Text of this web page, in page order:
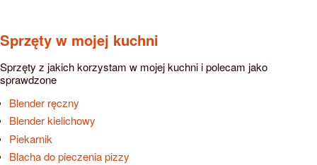
Sprzęty w mojej kuchni
Sprzęty z jakich korzystam w mojej kuchni i polecam jako
sprawdzone
Blender ręczny
Blender kielichowy
Piekarnik
Blacha do pieczenia pizzy